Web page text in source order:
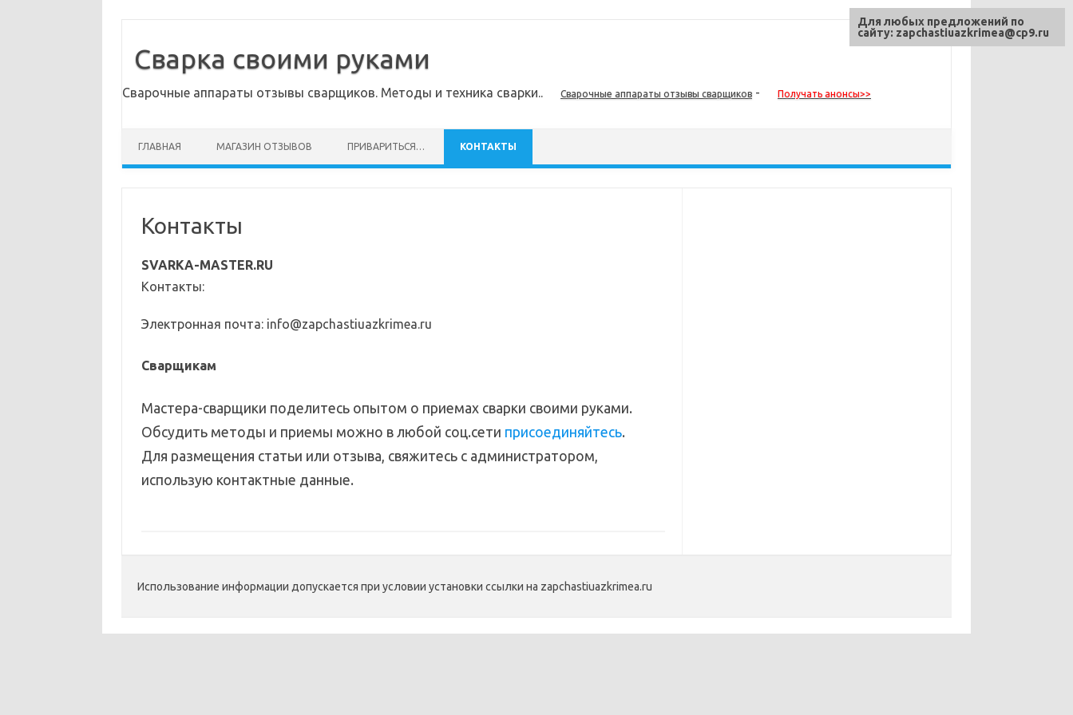
Сварка своими руками
Сварочные аппараты отзывы сварщиков. Методы и техника сварки.. Сварочные аппараты отзывы сварщиков - Получать анонсы>>
ГЛАВНАЯ МАГАЗИН ОТЗЫВОВ ПРИВАРИТЬСЯ… КОНТАКТЫ
Контакты
SVARKA-MASTER.RU
Контакты:
Электронная почта: info@zapchastiuazkrimea.ru
Сварщикам
Мастера-сварщики поделитесь опытом о приемах сварки своими руками.
Обсудить методы и приемы можно в любой соц.сети присоединяйтесь.
Для размещения статьи или отзыва, свяжитесь с администратором,
использую контактные данные.
Использование информации допускается при условии установки cсылки на zapchastiuazkrimea.ru
Для любых предложений по
сайту: zapchastiuazkrimea@cp9.ru